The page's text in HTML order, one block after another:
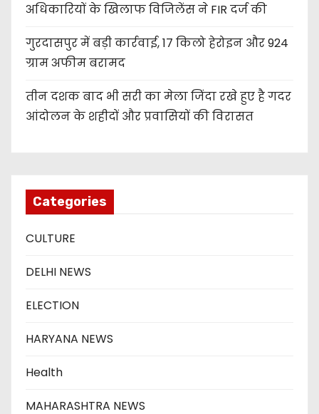
अधिकारियों के खिलाफ विजिलेंस ने FIR दर्ज की
गुरदासपुर में बड़ी कार्रवाई, 17 किलो हेरोइन और 924
ग्राम अफीम बरामद
तीन दशक बाद भी सरी का मेला जिंदा रखे हुए है गदर
आंदोलन के शहीदों और प्रवासियों की विरासत
Categories
CULTURE
DELHI NEWS
ELECTION
HARYANA NEWS
Health
MAHARASHTRA NEWS